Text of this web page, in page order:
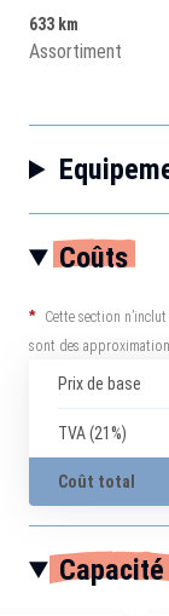
633 km
Assortiment
Coûts
*
Cette section
sont des
Prix de base
TVA (21%)
Coût total
Capacité